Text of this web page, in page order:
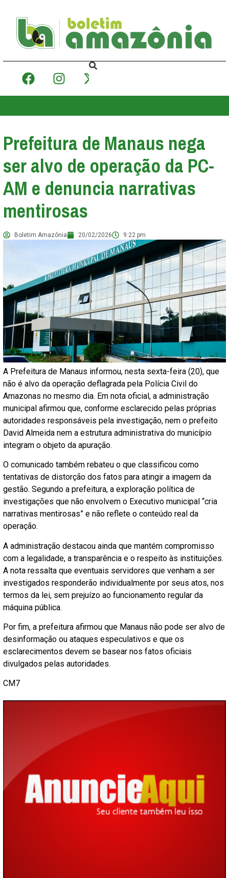
Prefeitura de Manaus nega
ser alvo de operação da PC-
AM e denuncia narrativas
mentirosas
Boletim Amazônia 20/02/2026 9:22 pm
A Prefeitura de Manaus informou, nesta sexta-feira (20), que
não é alvo da operação deflagrada pela Polícia Civil do
Amazonas no mesmo dia. Em nota oficial, a administração
municipal afirmou que, conforme esclarecido pelas próprias
autoridades responsáveis pela investigação, nem o prefeito
David Almeida nem a estrutura administrativa do município
integram o objeto da apuração.
O comunicado também rebateu o que classificou como
tentativas de distorção dos fatos para atingir a imagem da
gestão. Segundo a prefeitura, a exploração política de
investigações que não envolvem o Executivo municipal “cria
narrativas mentirosas” e não reflete o conteúdo real da
operação.
A administração destacou ainda que mantém compromisso
com a legalidade, a transparência e o respeito às instituições.
A nota ressalta que eventuais servidores que venham a ser
investigados responderão individualmente por seus atos, nos
termos da lei, sem prejuízo ao funcionamento regular da
máquina pública.
Por fim, a prefeitura afirmou que Manaus não pode ser alvo de
desinformação ou ataques especulativos e que os
esclarecimentos devem se basear nos fatos oficiais
divulgados pelas autoridades.
CM7